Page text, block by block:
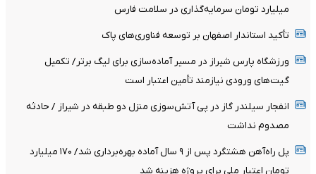
میلیارد تومان سرمایه‌گذاری در سلامت فارس
تأکید استاندار اصفهان بر توسعه فناوری‌های پاک
ورزشگاه پارس شیراز در مسیر آماده‌سازی برای لیگ برتر/ تکمیل
گیت‌های ورودی نیازمند تأمین اعتبار است
انفجار سیلندر گاز در پی آتش‌سوزی منزل دو طبقه در شیراز / حادثه
مصدوم نداشت
پل راه‌آهن هشتگرد پس از ۹ سال آماده بهره‌برداری شد/ ۱۷۰ میلیارد
تومان اعتبار ملی برای پروژه هزینه شد